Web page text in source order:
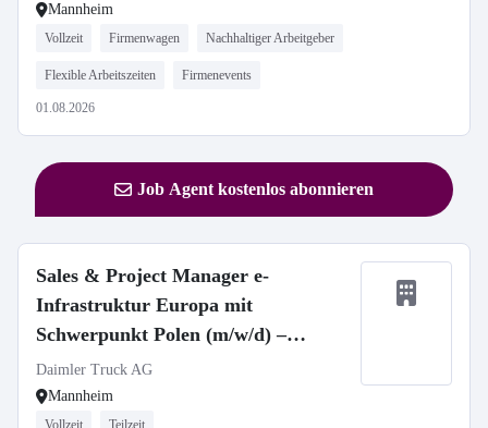
Mannheim
Vollzeit Firmenwagen Nachhaltiger Arbeitgeber
Flexible Arbeitszeiten Firmenevents
01.08.2026
Job Agent kostenlos abonnieren
Sales & Project Manager e-
Infrastruktur Europa mit
Schwerpunkt Polen (m/w/d) –
deutschlandweit hybrid
Daimler Truck AG
Mannheim
Vollzeit Teilzeit